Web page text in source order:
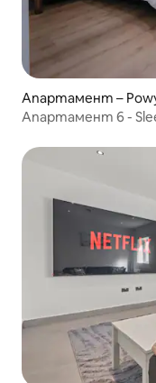
Апартамент –
Апартамент 6 -